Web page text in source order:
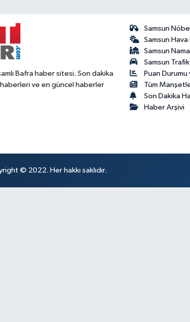
Bafra haber sitesi. Son dakika
ve en güncel haberler
Samsun
Samsun Hava
Samsun
Samsun
Puan Durumu
Tüm
Son Dakika
Haber Arşivi
© 2022. Her hakkı saklıdır.